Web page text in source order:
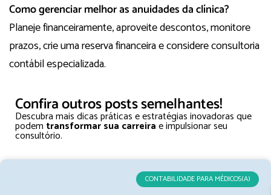
Como gerenciar melhor as anuidades da clínica?
Planeje financeiramente, aproveite descontos, monitore
prazos, crie uma reserva financeira e considere consultoria
contábil especializada.
Confira outros posts semelhantes!
Descubra mais dicas práticas e estratégias inovadoras que
podem transformar sua carreirae impulsionar seu
consultório.
CONTABILIDADE PARA MÉDICOS(A)